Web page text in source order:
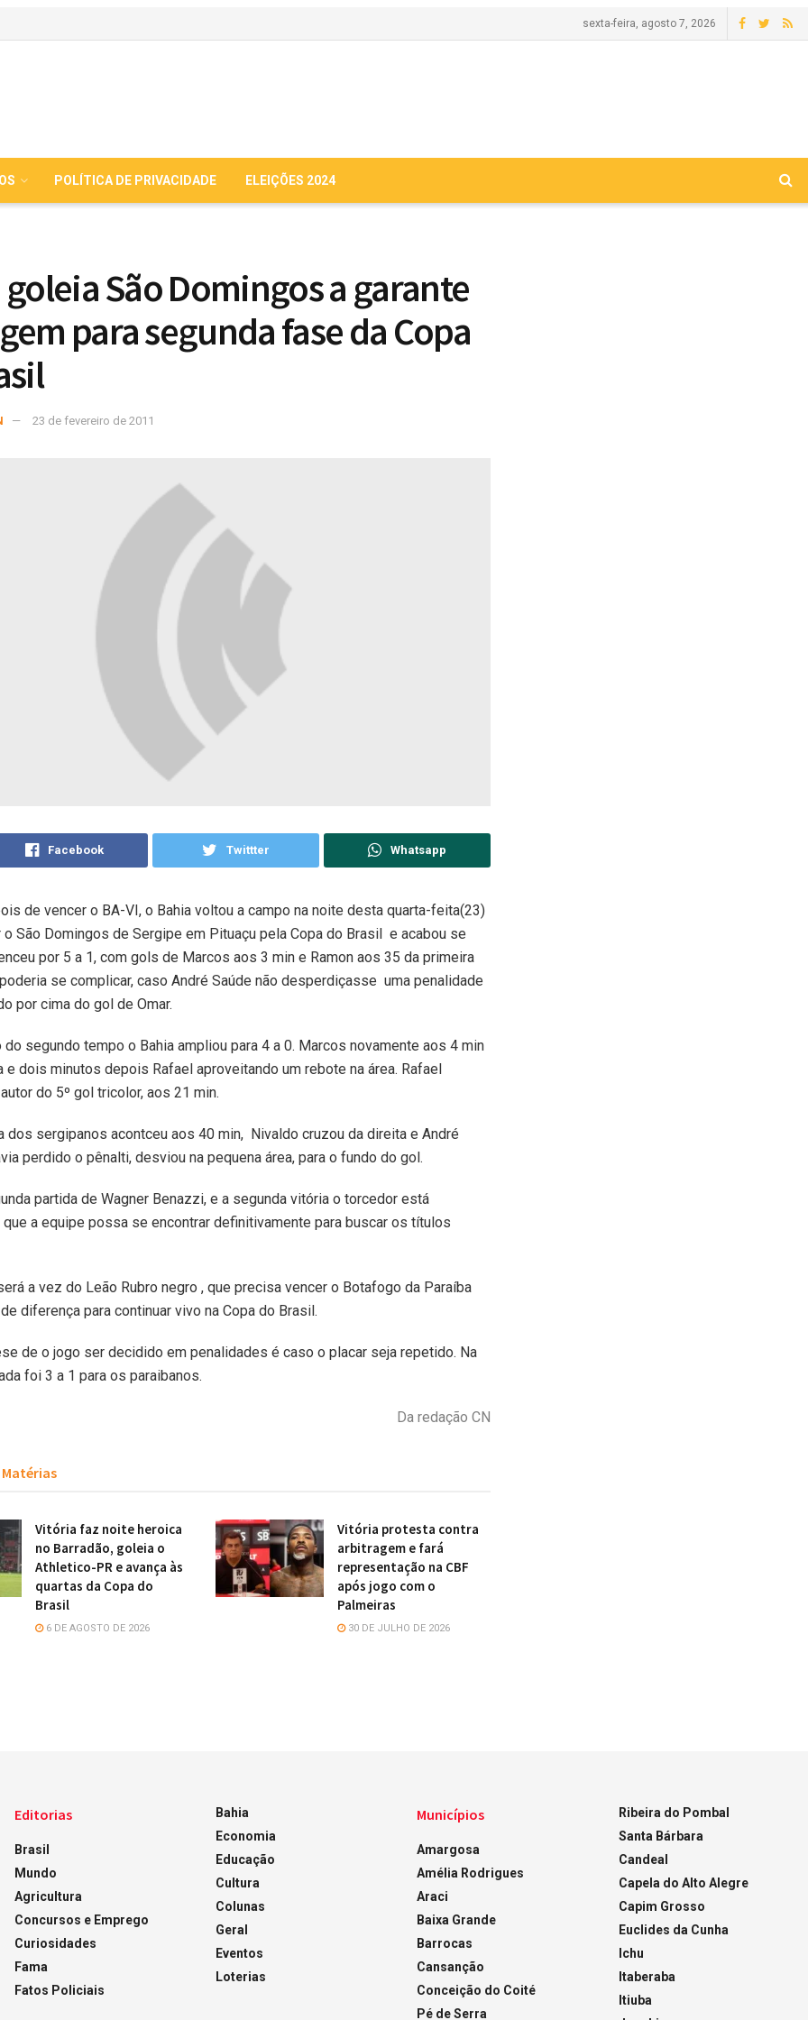
sexta-feira, agosto 7, 2026
POLÍTICA DE PRIVACIDADE ELEIÇÕES 2024
São Domingos a garante
para segunda fase da Copa
23 de fevereiro de 2011
Facebook Twittter Whatsapp
de vencer o BA-VI, o Bahia voltou a campo na noite desta quarta-feita(23)
o São Domingos de Sergipe em Pituaçu pela Copa do Brasil e acabou se
por 5 a 1, com gols de Marcos aos 3 min e Ramon aos 35 da primeira
se complicar, caso André Saúde não desperdiçasse uma penalidade
por cima do gol de Omar.
segundo tempo o Bahia ampliou para 4 a 0. Marcos novamente aos 4 min
e dois minutos depois Rafael aproveitando um rebote na área. Rafael
do 5º gol tricolor, aos 21 min.
dos sergipanos acontceu aos 40 min, Nivaldo cruzou da direita e André
perdido o pênalti, desviou na pequena área, para o fundo do gol.
partida de Wagner Benazzi, e a segunda vitória o torcedor está
a equipe possa se encontrar definitivamente para buscar os títulos
a vez do Leão Rubro negro , que precisa vencer o Botafogo da Paraíba
diferença para continuar vivo na Copa do Brasil.
de o jogo ser decidido em penalidades é caso o placar seja repetido. Na
foi 3 a 1 para os paraibanos.
Da redação CN
Matérias
Vitória faz noite heroica
no Barradão, goleia o
Athletico-PR e avança às
quartas da Copa do
Brasil
6 DE AGOSTO DE 2026
Vitória protesta contra
arbitragem e fará
representação na CBF
após jogo com o
Palmeiras
30 DE JULHO DE 2026
Editorias
Brasil
Mundo
Agricultura
Concursos e Emprego
Curiosidades
Fama
Fatos Policiais
Bahia
Economia
Educação
Cultura
Colunas
Geral
Eventos
Loterias
Municípios
Amargosa
Amélia Rodrigues
Araci
Baixa Grande
Barrocas
Cansanção
Conceição do Coité
Pé de Serra
Ribeira do Pombal
Santa Bárbara
Candeal
Capela do Alto Alegre
Capim Grosso
Euclides da Cunha
Ichu
Itaberaba
Itiuba